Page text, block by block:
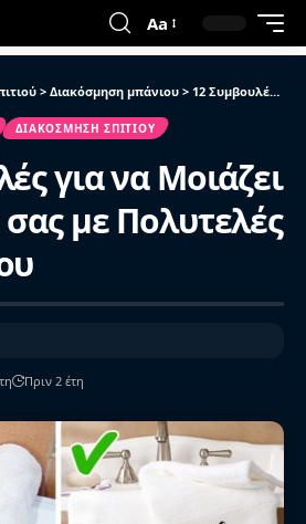
Aa
> Διακόσμηση μπάνιου > 12 Συμβουλές για να Μοιάζει το Μπάνιο σας με Πολυτελές Ξενοδοχείου
ΔΙΑΚΌΣΜΗΣΗ ΣΠΙΤΙΟΎ
για να Μοιάζει
με Πολυτελές
Πριν 2 έτη